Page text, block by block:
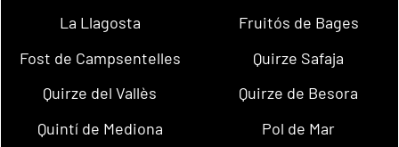
La Llagosta
Fruitós de Bages
Fost de Campsentelles
Quirze Safaja
Quirze del Vallès
Quirze de Besora
Quintí de Mediona
Pol de Mar